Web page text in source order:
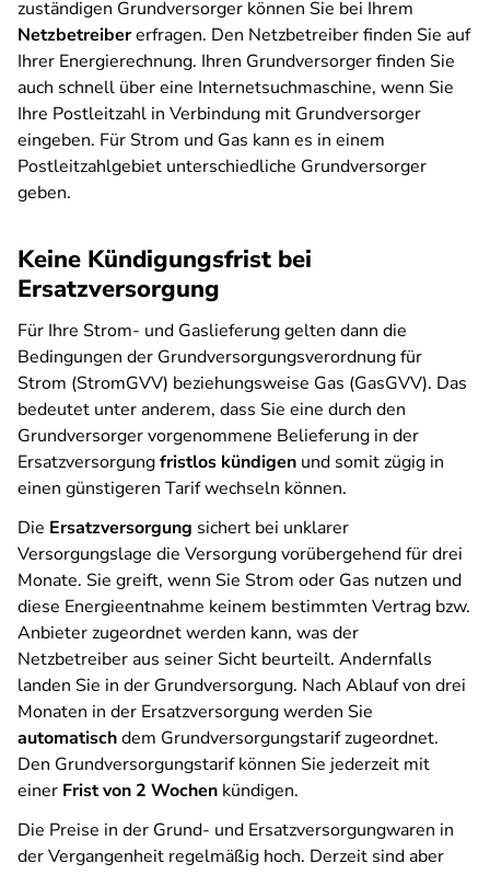
zuständigen Grundversorger können Sie bei Ihrem
Netzbetreibererfragen. Den Netzbetreiber finden Sie auf
Ihrer Energierechnung. Ihren Grundversorger finden Sie
auch schnell über eine Internetsuchmaschine, wenn Sie
Ihre Postleitzahl in Verbindung mit Grundversorger
eingeben. Für Strom und Gas kann es in einem
Postleitzahlgebiet unterschiedliche Grundversorger
geben.
Keine Kündigungsfrist bei
Ersatzversorgung
Für Ihre Strom- und Gaslieferung gelten dann die
Bedingungen der Grundversorgungsverordnung für
Strom (StromGVV) beziehungsweise Gas (GasGVV). Das
bedeutet unter anderem, dass Sie eine durch den
Grundversorger vorgenommene Belieferung in der
Ersatzversorgungfristlos kündigen und somit zügig in
einen günstigeren Tarif wechseln können.
Die Ersatzversorgung sichert bei unklarer
Versorgungslage die Versorgung vorübergehend für drei
Monate. Sie greift, wenn Sie Strom oder Gas nutzen und
diese Energieentnahme keinem bestimmten Vertrag bzw.
Anbieter zugeordnet werden kann, was der
Netzbetreiber aus seiner Sicht beurteilt. Andernfalls
landen Sie in der Grundversorgung. Nach Ablauf von drei
Monaten in der Ersatzversorgung werden Sie
automatischdem Grundversorgungstarif zugeordnet.
Den Grundversorgungstarif können Sie jederzeit mit
einer Frist von 2 Wochen kündigen.
Die Preise in der Grund- und Ersatzversorgungwaren in
der Vergangenheit regelmäßig hoch. Derzeit sind aber